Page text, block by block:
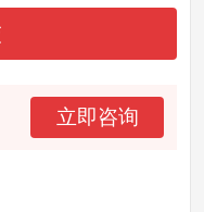
立即咨询